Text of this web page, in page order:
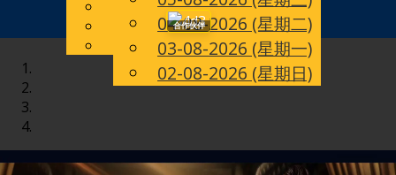
CN
English
Chinese
Malay
04-08-2026 (星期二)
03-08-2026 (星期一)
02-08-2026 (星期日)
合作伙伴
Toggle
navigation